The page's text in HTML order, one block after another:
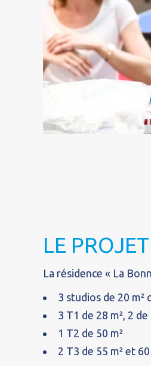
LE
La résidence « La
3 studios de 20 m²
3 T1 de 28 m², 2 de
1 T2 de 50 m²
2 T3 de 55 m² et 60